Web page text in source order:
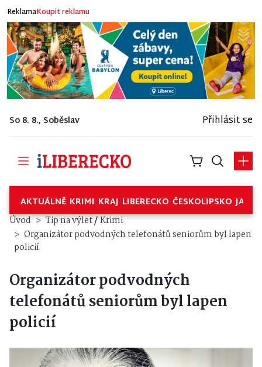
ReklamaKoupit reklamu
So 8. 8., Soběslav Přihlásit se
AKTUÁLNĚ KRIMI KRAJ LIBERECKO ČESKOLIPSKO
Úvod Tip na výlet/Krimi
Organizátor podvodných telefonátů seniorům byl lapen
policií
Organizátor podvodných
telefonátů seniorům byl lapen
policií